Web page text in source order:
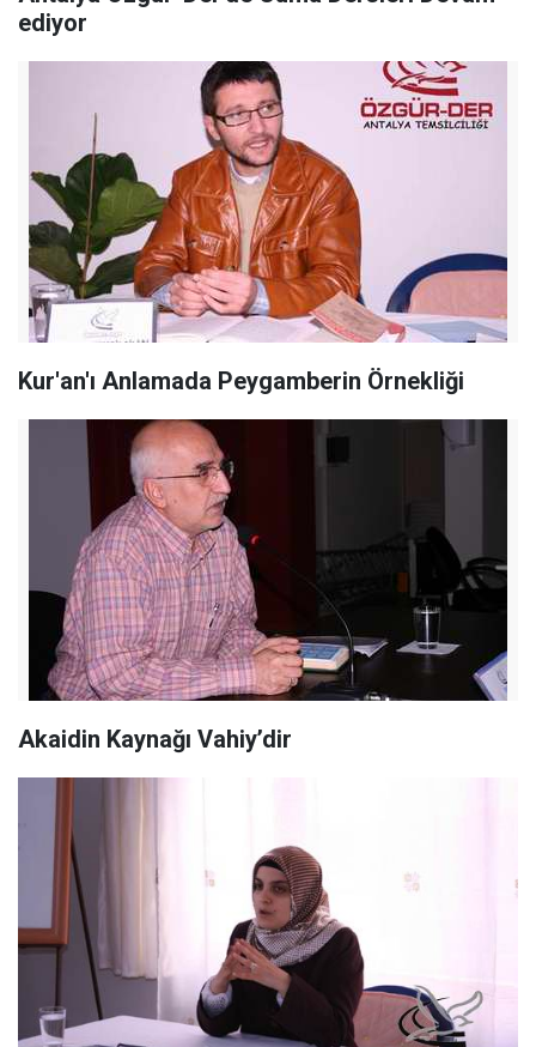
ediyor
Kur'an'ı Anlamada Peygamberin Örnekliği
Akaidin Kaynağı Vahiy’dir